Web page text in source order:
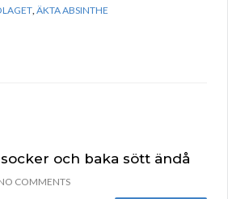
,ÄKTA ABSINTHE
och baka sött ändå
COMMENTS